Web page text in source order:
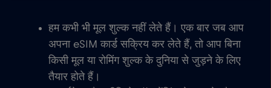
हम कभी भी मूल शुल्क नहीं लेते हैं। एक बार जब आप
अपना eSIM कार्ड सक्रिय कर लेते हैं, तो आप बिना
किसी मूल या रोमिंग शुल्क के दुनिया से जुड़ने के लिए
तैयार होते हैं।